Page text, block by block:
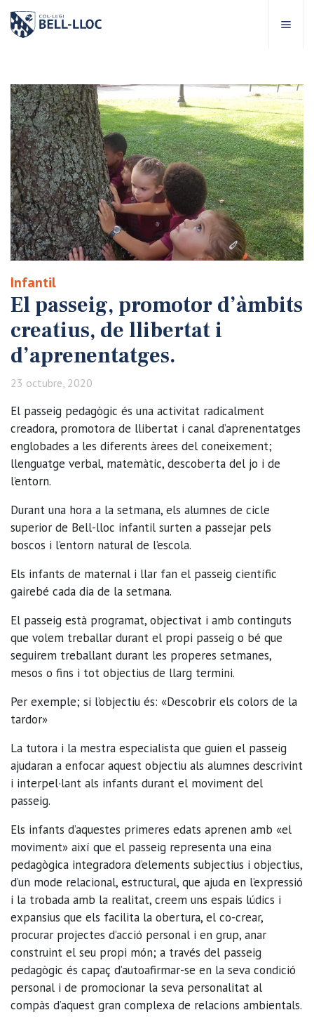
Bell-lloc
Educatiu
educatives
Escolars
Bell-lloc
Infantil
El passeig, promotor d’àmbits
creatius, de llibertat i
d’aprenentatges.
23 octubre, 2020
El passeig pedagògic és una activitat radicalment
creadora, promotora de llibertat i canal d’aprenentatges
englobades a les diferents àrees del coneixement;
llenguatge verbal, matemàtic, descoberta del jo i de
l’entorn.
Durant una hora a la setmana, els alumnes de cicle
superior de Bell-lloc infantil surten a passejar pels
boscos i l’entorn natural de l’escola.
Els infants de maternal i llar fan el passeig científic
gairebé cada dia de la setmana.
El passeig està programat, objectivat i amb continguts
que volem treballar durant el propi passeig o bé que
seguirem treballant durant les properes setmanes,
mesos o fins i tot objectius de llarg termini.
Per exemple; si l’objectiu és: «Descobrir els colors de la
tardor»
La tutora i la mestra especialista que guien el passeig
ajudaran a enfocar aquest objectiu als alumnes descrivint
i interpel·lant als infants durant el moviment del
passeig.
Els infants d’aquestes primeres edats aprenen amb «el
moviment» així que el passeig representa una eina
pedagògica integradora d’elements subjectius i objectius,
d’un mode relacional, estructural, que ajuda en l’expressió
i la trobada amb la realitat, creem uns espais lúdics i
expansius que els facilita la obertura, el co-crear,
procurar projectes d’acció personal i en grup, anar
construint el seu propi món; a través del passeig
pedagògic és capaç d’autoafirmar-se en la seva condició
personal i de promocionar la seva personalitat al
compàs d’aquest gran complexa de relacions ambientals.